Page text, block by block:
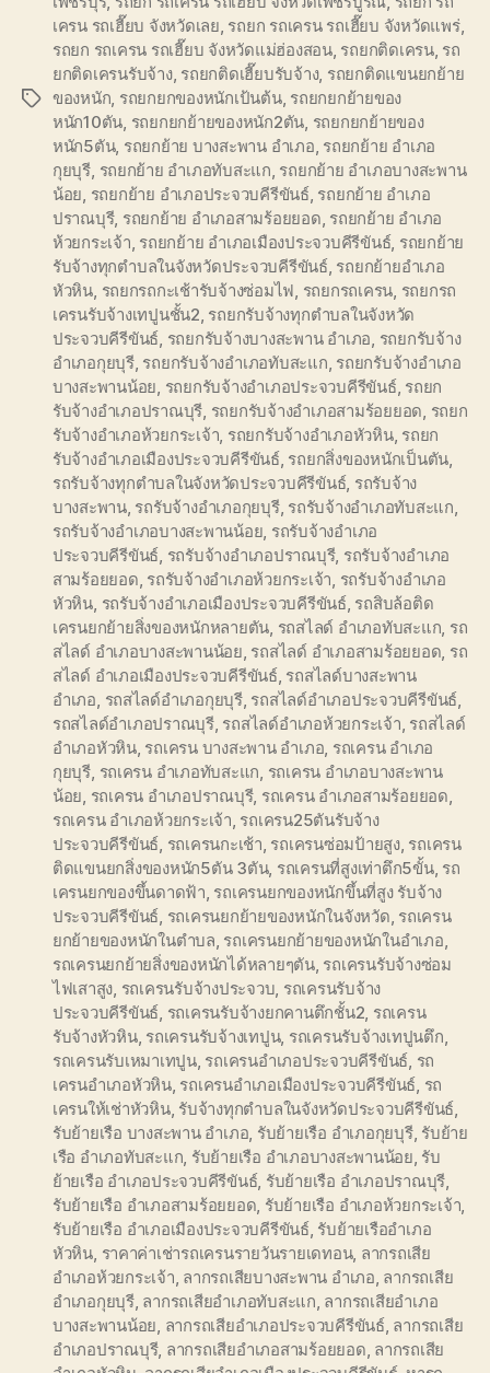
Tags
เครน รถเฮี๊ยบ จังหวัดเลย รถยก รถเครน รถเฮี๊ยบ จังหวัดแพร่,
รถยก รถเครน รถเฮี๊ยบ จังหวัดแม่ฮ่องสอน, รถยกติดเครน, รถ
ยกติดเครนรับจ้าง, รถยกติดเฮี๊ยบรับจ้าง, รถยกติดแขนยกย้าย
ของหนัก รถยกยกของหนักเป้นต้น, รถยกยกย้ายของ
หนัก10ตัน รถยกยกย้ายของหนัก2ตัน รถยกยกย้ายของ
หนัก5ตัน, รถยกย้าย บางสะพาน อำเภอ รถยกย้าย อำเภอ
กุยบุรี รถยกย้าย อำเภอทับสะแก รถยกย้าย อำเภอบางสะพาน
น้อย รถยกย้าย อำเภอประจวบคีรีขันธ์, รถยกย้าย อำเภอ
ปราณบุรี, รถยกย้าย อำเภอสามร้อยยอด รถยกย้าย อำเภอ
ห้วยกระเจ้า รถยกย้าย อำเภอเมืองประจวบคีรีขันธ์, รถยกย้าย
รับจ้างทุกตำบลในจังหวัดประจวบคีรีขันธ์, รถยกย้ายอำเภอ
หัวหิน รถยกรถกะเช้ารับจ้างซ่อมไฟ รถยกรถเครน รถยกรถ
เครนรับจ้างเทปูนชั้น2 รถยกรับจ้างทุกตำบลในจังหวัด
ประจวบคีรีขันธ์ รถยกรับจ้างบางสะพาน อำเภอ รถยกรับจ้าง
อำเภอกุยบุรี, รถยกรับจ้างอำเภอทับสะแก รถยกรับจ้างอำเภอ
บางสะพานน้อย รถยกรับจ้างอำเภอประจวบคีรีขันธ์, รถยก
รับจ้างอำเภอปราณบุรี รถยกรับจ้างอำเภอสามร้อยยอด รถยก
รับจ้างอำเภอห้วยกระเจ้า รถยกรับจ้างอำเภอหัวหิน, รถยก
รับจ้างอำเภอเมืองประจวบคีรีขันธ์, รถยกสิ่งของหนักเป็นตัน
รถรับจ้างทุกตำบลในจังหวัดประจวบคีรีขันธ์, รถรับจ้าง
บางสะพาน, รถรับจ้างอำเภอกุยบุรี, รถรับจ้างอำเภอทับสะแก
รถรับจ้างอำเภอบางสะพานน้อย รถรับจ้างอำเภอ
ประจวบคีรีขันธ์ รถรับจ้างอำเภอปราณบุรี, รถรับจ้างอำเภอ
สามร้อยยอด รถรับจ้างอำเภอห้วยกระเจ้า รถรับจ้างอำเภอ
หัวหิน รถรับจ้างอำเภอเมืองประจวบคีรีขันธ์, รถสิบล้อติด
เครนยกย้ายสิ่งของหนักหลายตัน รถสไลด์ อำเภอทับสะแก รถ
สไลด์ อำเภอบางสะพานน้อย รถสไลด์ อำเภอสามร้อยยอด รถ
สไลด์ อำเภอเมืองประจวบคีรีขันธ์, รถสไลด์บางสะพาน
อำเภอ รถสไลด์อำเภอกุยบุรี, รถสไลด์อำเภอประจวบคีรีขันธ์
รถสไลด์อำเภอปราณบุรี, รถสไลด์อำเภอห้วยกระเจ้า รถสไลด์
อำเภอหัวหิน, รถเครน บางสะพาน อำเภอ รถเครน อำเภอ
กุยบุรี รถเครน อำเภอทับสะแก รถเครน อำเภอบางสะพาน
น้อย รถเครน อำเภอปราณบุรี, รถเครน อำเภอสามร้อยยอด
รถเครน อำเภอห้วยกระเจ้า รถเครน25ตันรับจ้าง
ประจวบคีรีขันธ์ รถเครนกะเช้า รถเครนซ่อมป้ายสูง, รถเครน
ติดแขนยกสิ่งของหนัก5ตัน 3ตัน, รถเครนที่สูงเท่าตึก5ขั้น, รถ
เครนยกของขึ้นดาดฟ้า รถเครนยกของหนักขึ้นที่สูง รับจ้าง
ประจวบคีรีขันธ์ รถเครนยกย้ายของหนักในจังหวัด รถเครน
ยกย้ายของหนักในตำบล รถเครนยกย้ายของหนักในอำเภอ
รถเครนยกย้ายสิ่งของหนักได้หลายๆตัน, รถเครนรับจ้างซ่อม
ไฟเสาสูง รถเครนรับจ้างประจวบ รถเครนรับจ้าง
ประจวบคีรีขันธ์ รถเครนรับจ้างยกคานตึกชั้น2 รถเครน
รับจ้างหัวหิน, รถเครนรับจ้างเทปูน, รถเครนรับจ้างเทปูนตึก
รถเครนรับเหมาเทปูน, รถเครนอำเภอประจวบคีรีขันธ์ รถ
เครนอำเภอหัวหิน, รถเครนอำเภอเมืองประจวบคีรีขันธ์ รถ
เครนให้เช่าหัวหิน, รับจ้างทุกตำบลในจังหวัดประจวบคีรีขันธ์
รับย้ายเรือ บางสะพาน อำเภอ รับย้ายเรือ อำเภอกุยบุรี, รับย้าย
เรือ อำเภอทับสะแก รับย้ายเรือ อำเภอบางสะพานน้อย รับ
ย้ายเรือ อำเภอประจวบคีรีขันธ์, รับย้ายเรือ อำเภอปราณบุรี
รับย้ายเรือ อำเภอสามร้อยยอด รับย้ายเรือ อำเภอห้วยกระเจ้า
รับย้ายเรือ อำเภอเมืองประจวบคีรีขันธ์, รับย้ายเรืออำเภอ
หัวหิน ราคาค่าเช่ารถเครนรายวันรายเดทอน, ลากรถเสีย
อำเภอห้วยกระเจ้า ลากรถเสียบางสะพาน อำเภอ ลากรถเสีย
อำเภอกุยบุรี, ลากรถเสียอำเภอทับสะแก ลากรถเสียอำเภอ
บางสะพานน้อย ลากรถเสียอำเภอประจวบคีรีขันธ์, ลากรถเสีย
อำเภอปราณบุรี, ลากรถเสียอำเภอสามร้อยยอด ลากรถเสีย